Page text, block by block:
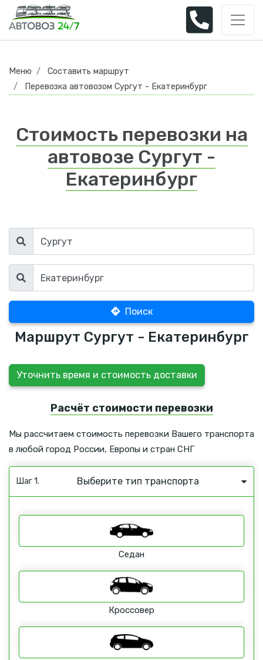
Меню
Составить маршрут
Перевозка автовозом Сургут - Екатеринбург
Стоимость перевозки на
автовозе Сургут -
Екатеринбург
Поиск
Маршрут Сургут - Екатеринбург
Уточнить время и стоимость доставки
Расчёт стоимости перевозки
Мы рассчитаем стоимость перевозки Вашего транспорта
в любой город России, Европы и стран СНГ
Шаг 1. Выберите тип транспорта
Седан
Кроссовер